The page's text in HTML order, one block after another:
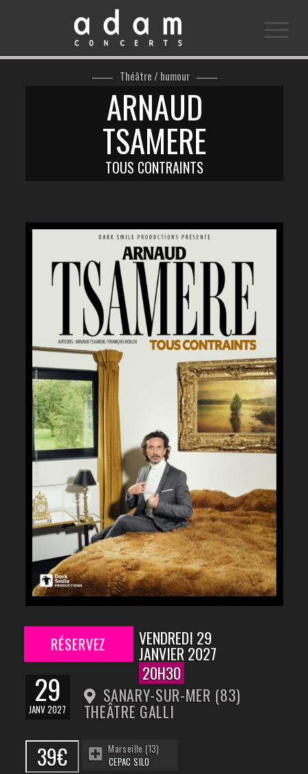
Théâtre / humour
ARNAUD
TSAMERE
TOUS CONTRAINTS
RÉSERVEZ
29
JANV 2027
VENDREDI 29
JANVIER 2027
20H30
SANARY-SUR-MER (83)
THEÂTRE GALLI
39€
Marseille (13)
CEPAC SILO